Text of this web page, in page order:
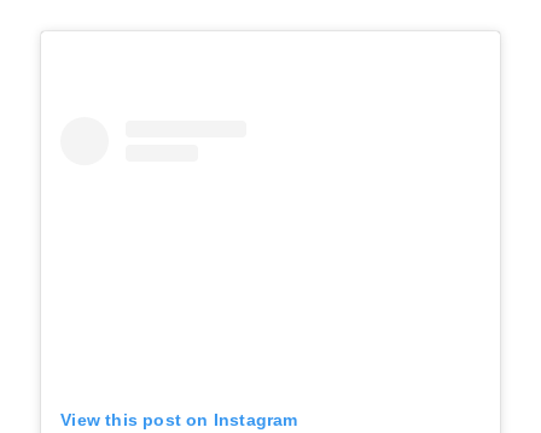
View this post on Instagram